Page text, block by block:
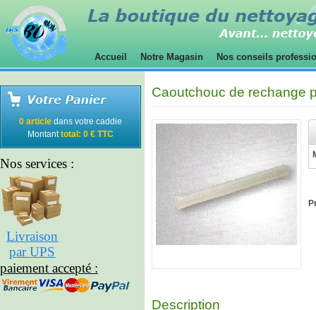
Accueil Notre Magasin Nos conseils
0 article dans votre caddie
Montanttotal: 0 € TTC
Nos services :
Livraison
par UPS
paiement accepté :
Caoutchouc de rechange
Description